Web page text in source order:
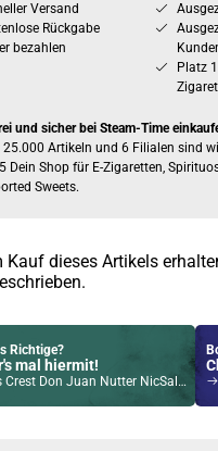
Versand
Rückgabe
bezahlen
Platz
und sicher bei Steam-Time
25.000 Artikeln und 6 Filialen sind
Dein Shop für E-Zigaretten,
Sweets.
Kauf dieses Artikels
Richtige?
mal hiermit!
Don Juan Nutter NicSalt Liquid 10ml / 20mg